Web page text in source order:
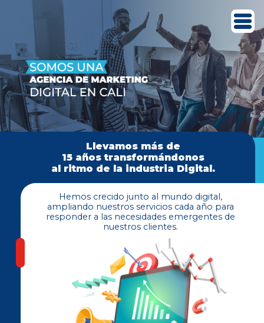
Llevamos más de
15 años transformándonos
al ritmo de la industria Digital.
Hemos crecido junto al mundo digital,
ampliando nuestros servicios cada año para
responder a las necesidades emergentes de
nuestros clientes.